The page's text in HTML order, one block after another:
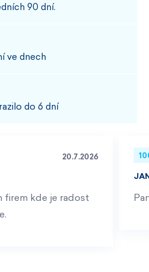
90 dní.
ve dnech
do 6 dní
20.7.2026
firem kde je radost